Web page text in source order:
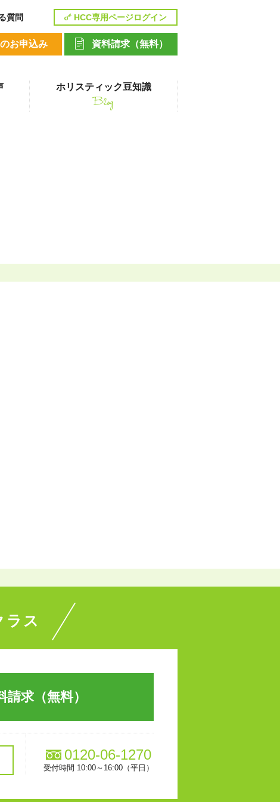
ホリスティック豆知識
Blog
お申込み 資料請求（無料）
HCC専用ページログイン
質問
ラス
請求（無料）
0120-06-1270
受付時間 10:00～16:00（平日）